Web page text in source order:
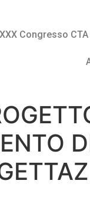
XXX Congresso CTA